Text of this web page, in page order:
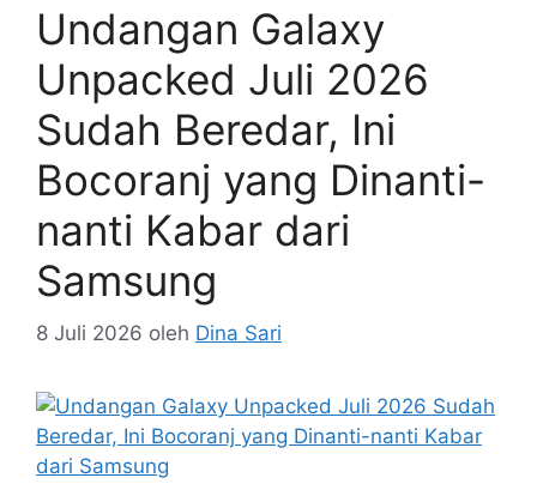
Undangan Galaxy
Unpacked Juli 2026
Sudah Beredar, Ini
Bocoranj yang Dinanti-
nanti Kabar dari
Samsung
8 Juli 2026 oleh Dina Sari